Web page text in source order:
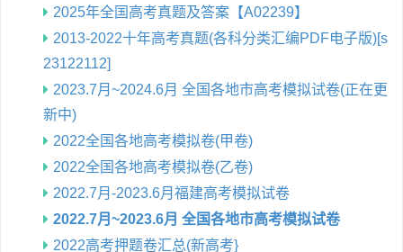
2025年全国高考真题及答案【A02239】
2013-2022十年高考真题(各科分类汇编PDF电子版)[s
23122112]
2023.7月~2024.6月 全国各地市高考模拟试卷(正在更
新中)
2022全国各地高考模拟卷(甲卷)
2022全国各地高考模拟卷(乙卷)
2022.7月-2023.6月福建高考模拟试卷
2022.7月~2023.6月 全国各地市高考模拟试卷
2022高考押题卷汇总(新高考}